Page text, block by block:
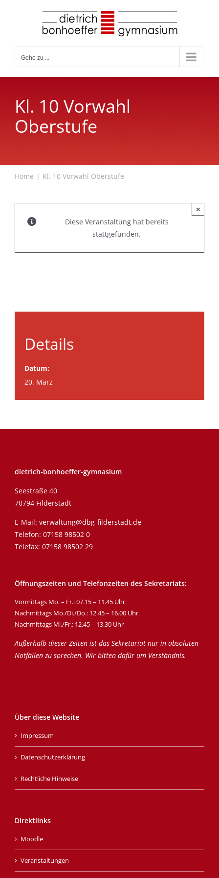
Gehe zu ...
Kl. 10 Vorwahl
Oberstufe
Home Kl. 10 Vorwahl Oberstufe
Diese Veranstaltung hat bereits
stattgefunden.
×
Details
Datum:
20. März
dietrich-bonhoeffer-gymnasium
Seestraße 40
70794 Filderstadt
E-Mail: verwaltung@dbg-filderstadt.de
Telefon: 07158 98502 0
Telefax: 07158 98502 29
Öffnungszeiten und Telefonzeiten des Sekretariats:
Vormittags Mo. – Fr.: 07.15 – 11.45 Uhr
Nachmittags Mo./Di./Do.: 12.45 – 16.00 Uhr
Nachmittags Mi./Fr.: 12.45 – 13.30 Uhr
Außerhalb dieser Zeiten ist das Sekretariat nur in absoluten
Notfällen zu sprechen. Wir bitten dafür um Verständnis.
Über diese Website
Impressum
Datenschutzerklärung
Rechtliche Hinweise
Direktlinks
Moodle
Veranstaltungen